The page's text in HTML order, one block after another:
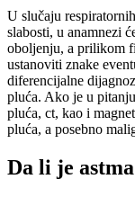
U slučaju
slabosti, u anamnezi
oboljenju, a prilikom
ustanoviti znake
diferencijalne
pluća. Ako je u
pluća, ct, kao i
pluća, a posebno
Da li je